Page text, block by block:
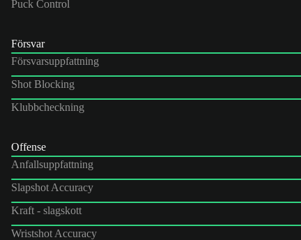
Puck Control
Försvar
Försvarsuppfattning
Shot Blocking
Klubbcheckning
Offense
Anfallsuppfattning
Slapshot Accuracy
Kraft - slagskott
Wristshot Accuracy